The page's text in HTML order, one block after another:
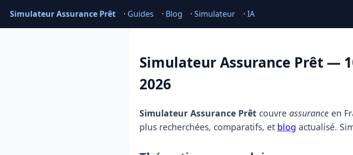
Simulateur Assurance Prêt · Guides · Blog · Simulateur · IA
Simulateur Assurance Prêt —
2026
Simulateur Assurance Prêt couvre assurance en
plus recherchées, comparatifs, et blog actualisé.